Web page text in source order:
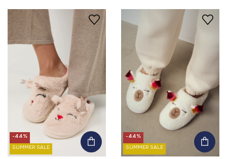
-44%
SUMMER SALE
-44%
SUMMER SALE